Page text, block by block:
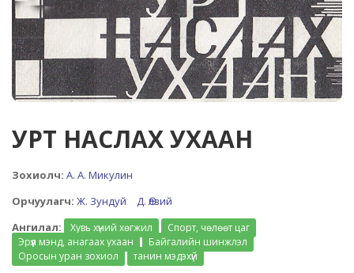
УРТ НАСЛАХ УХААН
Зохиолч: А. А. Микулин
Орчуулагч: Ж. Зундуй
Д. Өлзий
Ангилал:
Хувь хүний хөгжил
Спорт, чөлөөт цаг
Эрүүл мэнд, анагаах ухаан
Байгалийн шинжлэл
Оросын уран зохиол
танин мэдэхүй